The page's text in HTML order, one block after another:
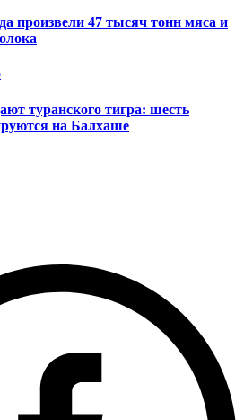
произвели 47 тысяч тонн мяса и
туранского тигра: шесть
на Балхаше